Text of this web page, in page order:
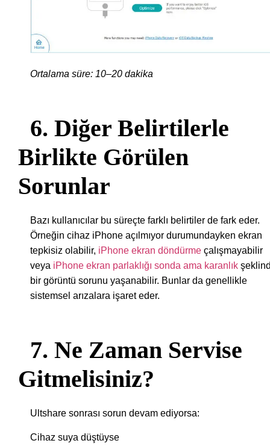
Ortalama süre: 10–20 dakika
6. Diğer Belirtilerle
Birlikte Görülen
Sorunlar
Bazı kullanıcılar bu süreçte farklı belirtiler de fark eder.
Örneğin cihaz iPhone açılmıyor durumundayken ekran
tepkisiz olabilir, iPhone ekran döndürme çalışmayabilir
veya iPhone ekran parlaklığı sonda ama karanlık
bir görüntü sorunu yaşanabilir. Bunlar da genellikle
sistemsel arızalara işaret eder.
7. Ne Zaman Servise
Gitmelisiniz?
Ultshare sonrası sorun devam ediyorsa:
Cihaz suya düştüyse